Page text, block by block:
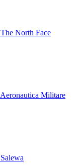
The North Face
Aeronautica Militare
Salewa